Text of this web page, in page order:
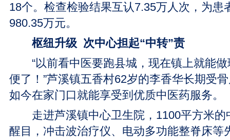
18个。检查检验结果互认7.35万人次，为患
980.35万元。
枢纽升级 次中心担起“中转”责
“以前看中医要跑县城，现在镇上就能做
便了！”芦溪镇五香村62岁的李香华长期受
如今在家门口就能享受到优质中医药服务。
走进芦溪镇中心卫生院，1100平方米的
醒目，冲击波治疗仪、电动多功能整脊床等